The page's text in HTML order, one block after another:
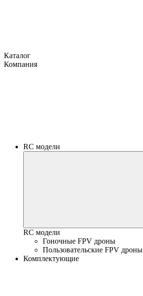
Каталог
Компания
RC модели
RC модели
Гоночные FPV дроны
Пользовательские FPV дроны
Комплектующие